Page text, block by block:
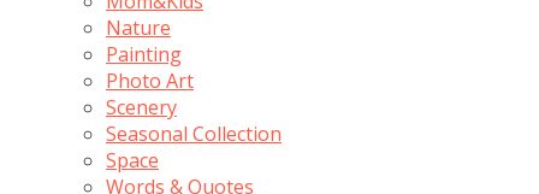
Nature
Painting
Photo Art
Scenery
Seasonal Collection
Space
Words & Quotes